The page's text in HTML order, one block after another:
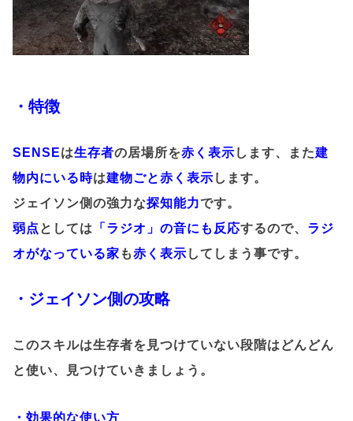
・特徴
SENSEは生存者の居場所を赤く表示 します、また建
物内にいる時は建物ごと赤く表示 します。
ジェイソン側の強力な探知能力です。
弱点 としては 「ラジオ」の音にも反応するので、 ラジ
オがなっている家 も赤く表示 してしまう事です。
・ジェイソン側の攻略
このスキルは生存者を見つけていない段階はどんどん
と使い、見つけていきましょう。
・効果的な使い方